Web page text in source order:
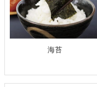
海苔